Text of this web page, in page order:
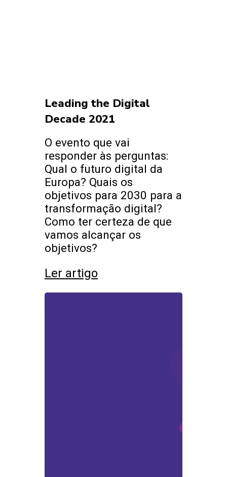
Leading the Digital
Decade 2021
O evento que vai
responder às perguntas:
Qual o futuro digital da
Europa? Quais os
objetivos para 2030 para a
transformação digital?
Como ter certeza de que
vamos alcançar os
objetivos?
Ler artigo